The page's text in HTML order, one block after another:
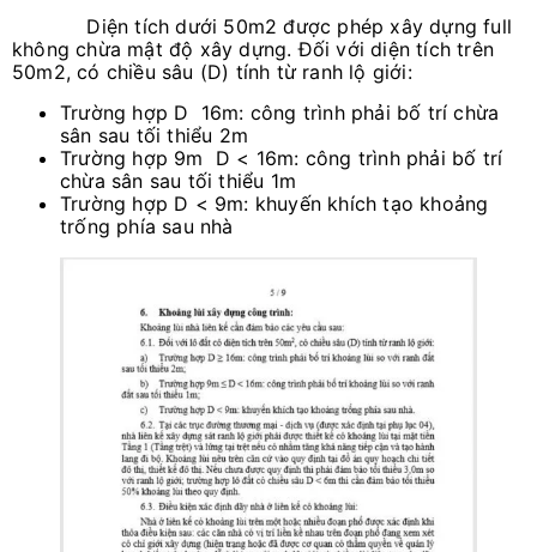
Diện tích dưới 50m2 được phép xây dựng full
không chừa mật độ xây dựng. Đối với diện tích trên
50m2, có chiều sâu (D) tính từ ranh lộ giới:
Trường hợp D
16m: công trình phải bố trí chừa
sân sau tối thiểu 2m
Trường hợp 9m
D < 16m: công trình phải bố trí
chừa sân sau tối thiểu 1m
Trường hợp D < 9m: khuyến khích tạo khoảng
trống phía sau nhà